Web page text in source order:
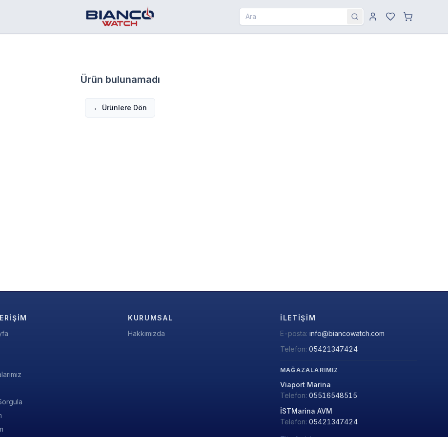
Ürün bulunamadı
← Ürünlere Dön
KURUMSAL
Hakkımızda
İLETIŞIM
E-posta: info@biancowatch.com
Telefon: 05421347424
MAĞAZALARIMIZ
Viaport Marina
Telefon: 05516548515
İSTMarina AVM
Telefon: 05421347424